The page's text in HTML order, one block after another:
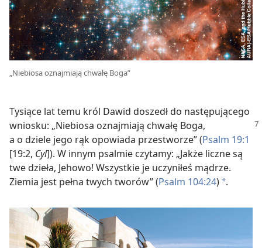
„Niebiosa oznajmiają chwałę Boga”
Tysiące lat temu król Dawid doszedł do następującego
wniosku: „Niebiosa oznajmiają chwałę Boga,
a o dziele jego rąk opowiada przestworze” (Psalm 19:1
[19:2, Cyl]). W innym psalmie czytamy: „Jakże liczne są
twe dzieła, Jehowo! Wszystkie je uczyniłeś mądrze.
Ziemia jest pełna twych tworów” (Psalm 104:24) a.